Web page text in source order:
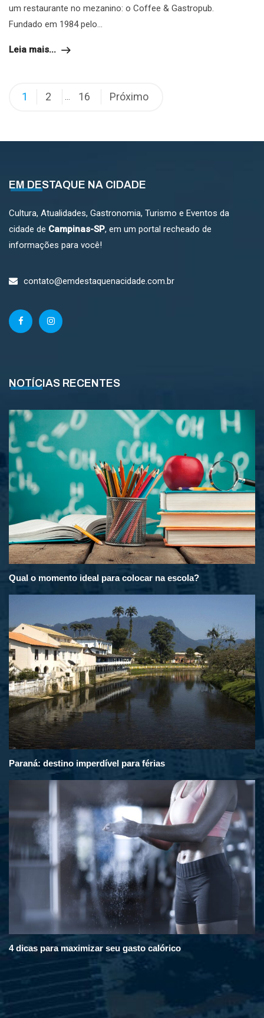
um restaurante no mezanino: o Coffee & Gastropub.
Fundado em 1984 pelo...
Leia mais...
Paginação
posts
1 2 … 16 Próximo
EM DESTAQUE NA CIDADE
Cultura, Atualidades, Gastronomia, Turismo e Eventos da
cidade de Campinas-SP, em um portal recheado de
informações para você!
contato@emdestaquenacidade.com.br
NOTÍCIAS RECENTES
Qual o momento ideal para colocar na escola?
Paraná: destino imperdível para férias
4 dicas para maximizar seu gasto calórico